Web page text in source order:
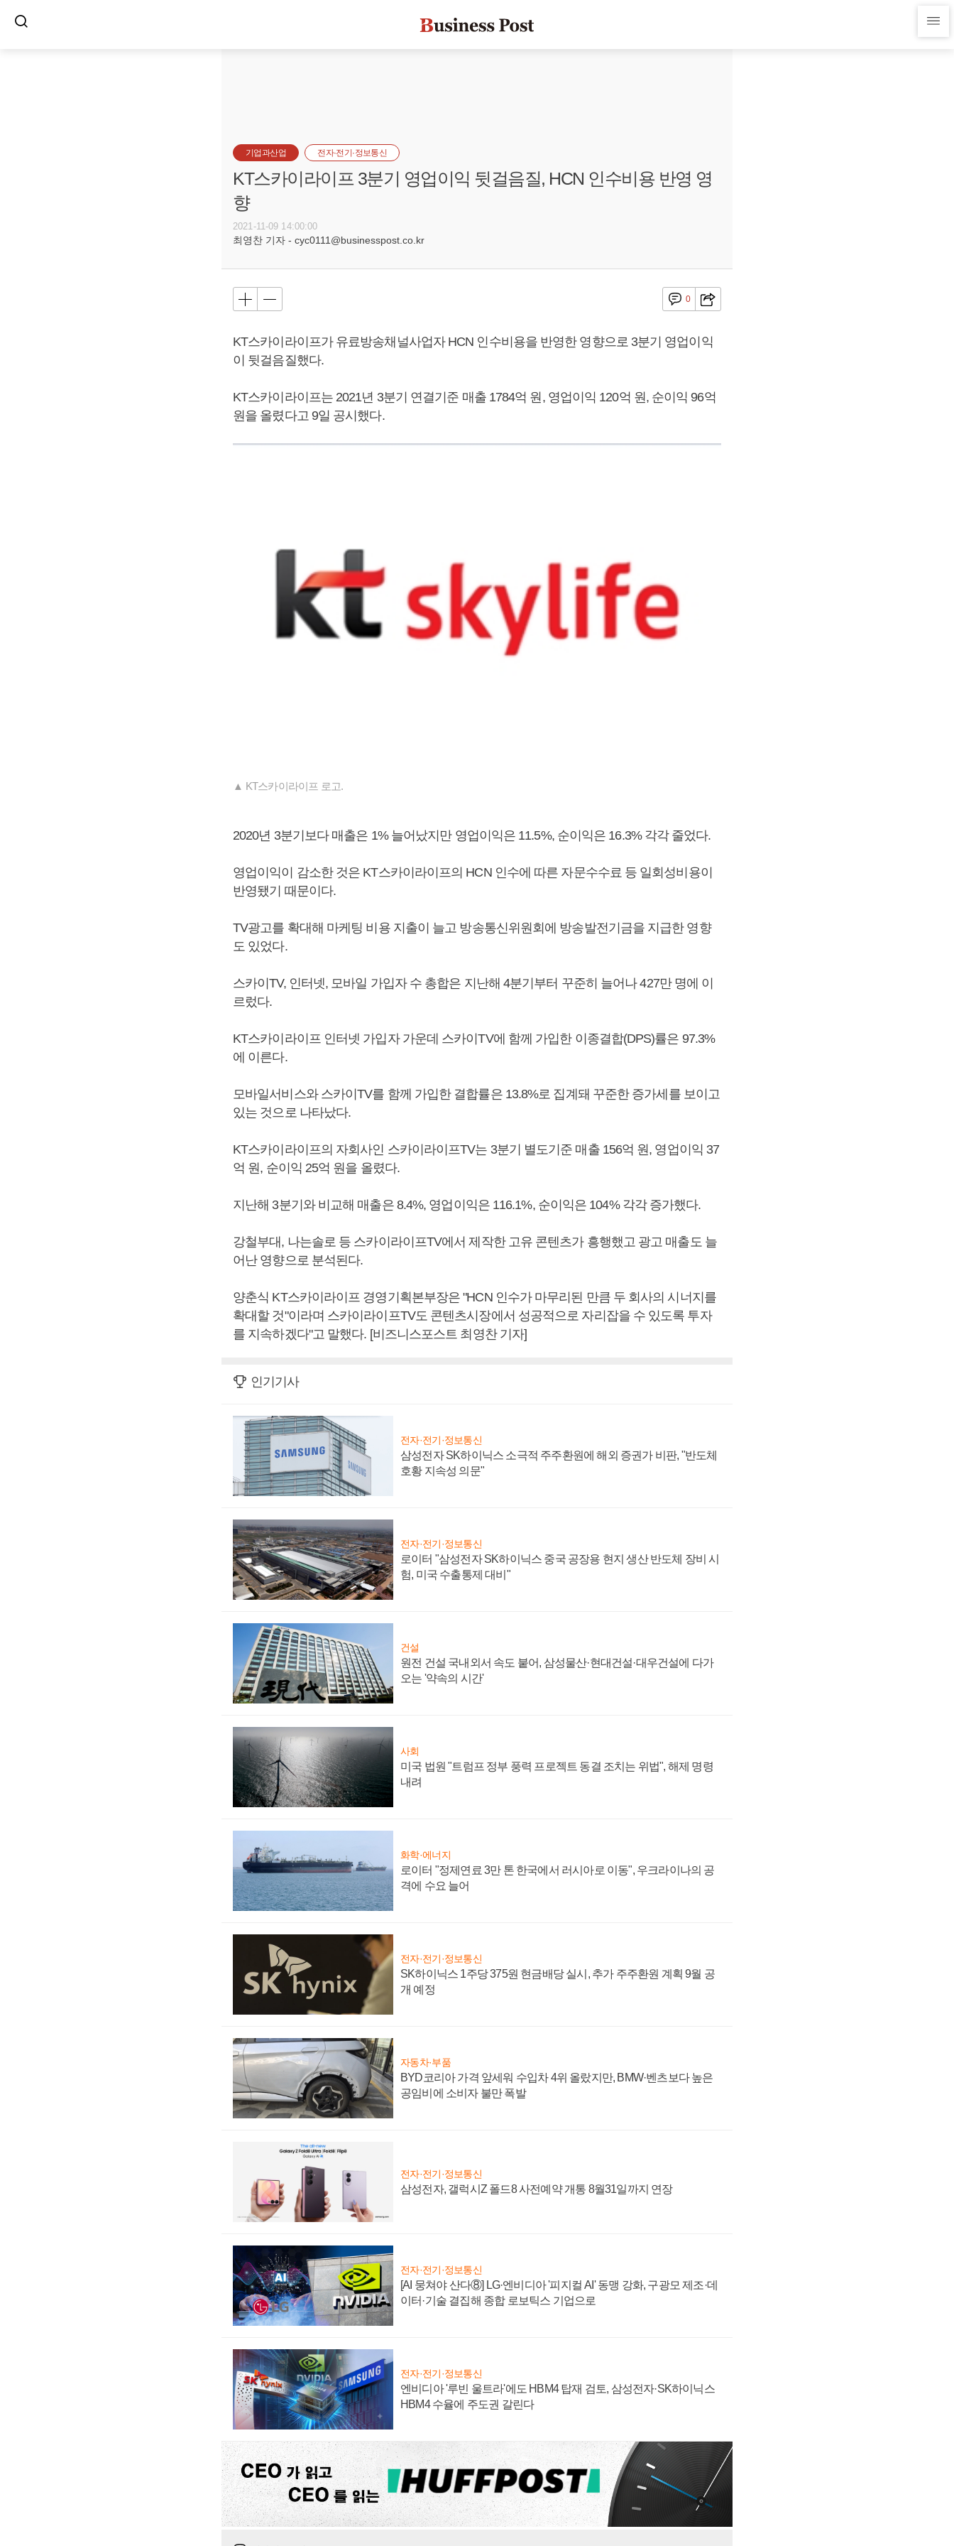
기업과산업 전자·전기·정보통신
KT스카이라이프 3분기 영업이익 뒷걸음질, HCN 인수비용 반영 영
향
2021-11-09 14:00:00
최영찬 기자 - cyc0111@businesspost.co.kr
0
KT스카이라이프가 유료방송채널사업자 HCN 인수비용을 반영한 영향으로 3분기 영업이익
이 뒷걸음질했다.
KT스카이라이프는 2021년 3분기 연결기준 매출 1784억 원, 영업이익 120억 원, 순이익 96억
원을 올렸다고 9일 공시했다.
▲ KT스카이라이프 로고.
2020년 3분기보다 매출은 1% 늘어났지만 영업이익은 11.5%, 순이익은 16.3% 각각 줄었다.
영업이익이 감소한 것은 KT스카이라이프의 HCN 인수에 따른 자문수수료 등 일회성비용이
반영됐기 때문이다.
TV광고를 확대해 마케팅 비용 지출이 늘고 방송통신위원회에 방송발전기금을 지급한 영향
도 있었다.
스카이TV, 인터넷, 모바일 가입자 수 총합은 지난해 4분기부터 꾸준히 늘어나 427만 명에 이
르렀다.
KT스카이라이프 인터넷 가입자 가운데 스카이TV에 함께 가입한 이종결합(DPS)률은 97.3%
에 이른다.
모바일서비스와 스카이TV를 함께 가입한 결합률은 13.8%로 집계돼 꾸준한 증가세를 보이고
있는 것으로 나타났다.
KT스카이라이프의 자회사인 스카이라이프TV는 3분기 별도기준 매출 156억 원, 영업이익 37
억 원, 순이익 25억 원을 올렸다.
지난해 3분기와 비교해 매출은 8.4%, 영업이익은 116.1%, 순이익은 104% 각각 증가했다.
강철부대, 나는솔로 등 스카이라이프TV에서 제작한 고유 콘텐츠가 흥행했고 광고 매출도 늘
어난 영향으로 분석된다.
양춘식 KT스카이라이프 경영기획본부장은 "HCN 인수가 마무리된 만큼 두 회사의 시너지를
확대할 것"이라며 스카이라이프TV도 콘텐츠시장에서 성공적으로 자리잡을 수 있도록 투자
를 지속하겠다"고 말했다. [비즈니스포스트 최영찬 기자]
인기기사
전자·전기·정보통신
삼성전자 SK하이닉스 소극적 주주환원에 해외 증권가 비판, "반도체
호황 지속성 의문"
전자·전기·정보통신
로이터 "삼성전자 SK하이닉스 중국 공장용 현지 생산 반도체 장비 시
험, 미국 수출통제 대비"
건설
원전 건설 국내외서 속도 붙어, 삼성물산·현대건설·대우건설에 다가
오는 '약속의 시간'
사회
미국 법원 "트럼프 정부 풍력 프로젝트 동결 조치는 위법", 해제 명령
내려
화학·에너지
로이터 "정제연료 3만 톤 한국에서 러시아로 이동", 우크라이나의 공
격에 수요 늘어
전자·전기·정보통신
SK하이닉스 1주당 375원 현금배당 실시, 추가 주주환원 계획 9월 공
개 예정
자동차·부품
BYD코리아 가격 앞세워 수입차 4위 올랐지만, BMW·벤츠보다 높은
공임비에 소비자 불만 폭발
전자·전기·정보통신
삼성전자, 갤럭시Z 폴드8 사전예약 개통 8월31일까지 연장
전자·전기·정보통신
[AI 뭉쳐야 산다⑧] LG·엔비디아 '피지컬 AI' 동맹 강화, 구광모 제조·데
이터·기술 결집해 종합 로보틱스 기업으로
전자·전기·정보통신
엔비디아 '루빈 울트라'에도 HBM4 탑재 검토, 삼성전자·SK하이닉스
HBM4 수율에 주도권 갈린다